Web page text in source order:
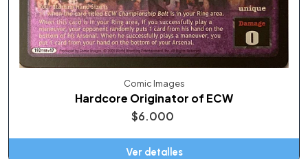
Comic Images
Hardcore Originator of ECW
$6.000
Ver detalles